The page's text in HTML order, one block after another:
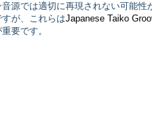
源では適切に再現されない可能性
が、これらはJapanese Taiko
要です。